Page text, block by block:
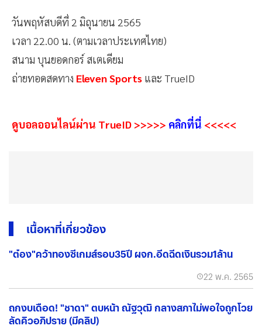
วันพฤหัสบดีที่ 2 มิถุนายน 2565
เวลา 22.00 น. (ตามเวลาประเทศไทย)
สนาม บุนยอดกอร์ สเตเดียม
ถ่ายทอดสดทาง Eleven Sports และ TrueID
ดูบอลออนไลน์ผ่าน TrueID >>>>> คลิกที่นี่ <<<<<
เนื้อหาที่เกี่ยวข้อง
"ต๋อง"คว้าทองซีเกมส์รอบ35ปี ผจก.อีดฉีดเงินรวม1ล้าน
22 พ.ค. 2565
ถกงบเดือด! "ชาดา" ตบหน้า ณัฐวุฒิ กลางสภาไม่พอใจถูกโวย
ลัดคิวอภิปราย (มีคลิป)